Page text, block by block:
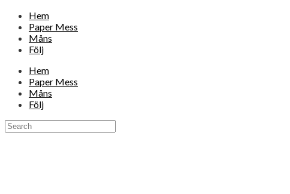
Hem
Paper Mess
Måns
Följ
Hem
Paper Mess
Måns
Följ